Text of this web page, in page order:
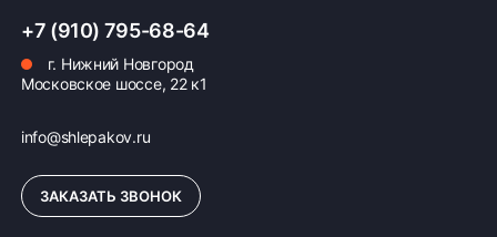
+7 (910) 795-68-64
г. Нижний Новгород
Московское шоссе, 22 к1
info@shlepakov.ru
ЗАКАЗАТЬ ЗВОНОК